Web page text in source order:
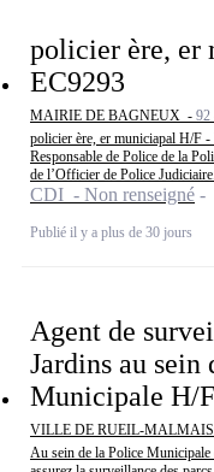
policier ère, er
EC9293
MAIRIE DE BAGNEUX -
policier ère, er municiapal H/F -
Responsable de Police de la
de l’Officier de Police Judiciaire...
CDI - Non renseigné
Publié il y a plus de 30 jours
Agent de
Jardins au sein
Municipale H/F
VILLE DE RUEIL-
Au sein de la Police Municipale